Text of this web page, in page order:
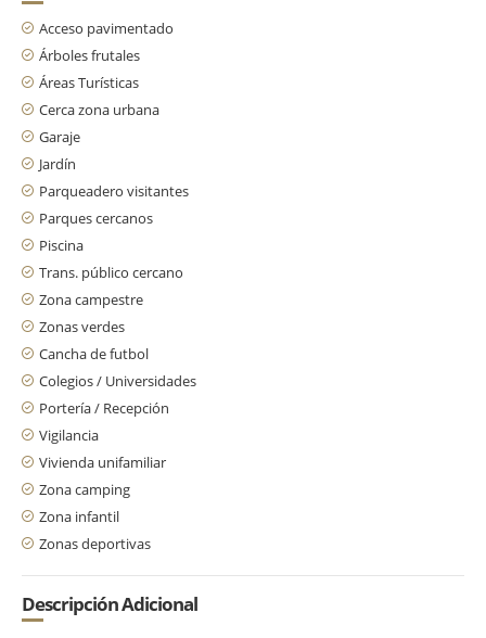
Acceso pavimentado
Árboles frutales
Áreas Turísticas
Cerca zona urbana
Garaje
Jardín
Parqueadero visitantes
Parques cercanos
Piscina
Trans. público cercano
Zona campestre
Zonas verdes
Cancha de futbol
Colegios / Universidades
Portería / Recepción
Vigilancia
Vivienda unifamiliar
Zona camping
Zona infantil
Zonas deportivas
Descripción Adicional